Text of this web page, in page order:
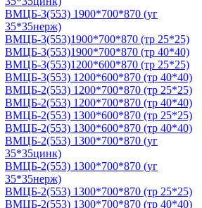
ВМЦБ-3(553) 1900*700*870 (уг
35*35нерж)
ВМЦБ-3(553)1900*700*870 (тр 25*25)
ВМЦБ-3(553)1900*700*870 (тр 40*40)
ВМЦБ-3(553)1200*600*870 (тр 25*25)
ВМЦБ-3(553) 1200*600*870 (тр 40*40)
ВМЦБ-2(553) 1200*700*870 (тр 25*25)
ВМЦБ-2(553) 1200*700*870 (тр 40*40)
ВМЦБ-2(553) 1300*600*870 (тр 25*25)
ВМЦБ-2(553) 1300*600*870 (тр 40*40)
ВМЦБ-2(553) 1300*700*870 (уг
35*35цинк)
ВМЦБ-2(553) 1300*700*870 (уг
35*35нерж)
ВМЦБ-2(553) 1300*700*870 (тр 25*25)
ВМЦБ-2(553) 1300*700*870 (тр 40*40)